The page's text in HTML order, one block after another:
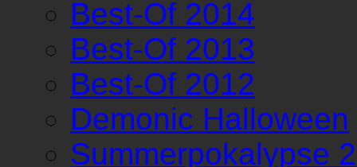
Best-Of 2014
Best-Of 2013
Best-Of 2012
Demonic Halloween
Summerpokalypse